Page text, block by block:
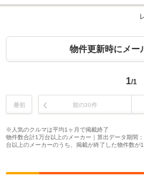
物件更新時にメー
1/1
最初 前の30件
※人気のクルマは平均1ヶ月で掲載終了
物件数合計1万台以上のメーカー｜算出データ期間
台以上のメーカーのうち、掲載が終了した物件数が